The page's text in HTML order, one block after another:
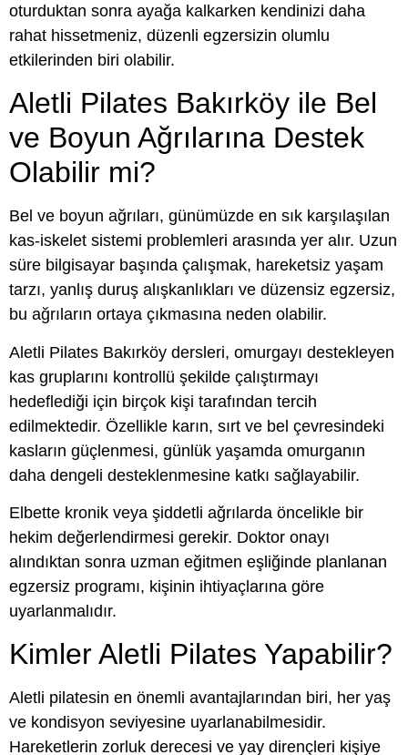
oturduktan sonra ayağa kalkarken kendinizi daha
rahat hissetmeniz, düzenli egzersizin olumlu
etkilerinden biri olabilir.
Aletli Pilates Bakırköy ile Bel
ve Boyun Ağrılarına Destek
Olabilir mi?
Bel ve boyun ağrıları, günümüzde en sık karşılaşılan
kas-iskelet sistemi problemleri arasında yer alır. Uzun
süre bilgisayar başında çalışmak, hareketsiz yaşam
tarzı, yanlış duruş alışkanlıkları ve düzensiz egzersiz,
bu ağrıların ortaya çıkmasına neden olabilir.
Aletli Pilates Bakırköy dersleri, omurgayı destekleyen
kas gruplarını kontrollü şekilde çalıştırmayı
hedeflediği için birçok kişi tarafından tercih
edilmektedir. Özellikle karın, sırt ve bel çevresindeki
kasların güçlenmesi, günlük yaşamda omurganın
daha dengeli desteklenmesine katkı sağlayabilir.
Elbette kronik veya şiddetli ağrılarda öncelikle bir
hekim değerlendirmesi gerekir. Doktor onayı
alındıktan sonra uzman eğitmen eşliğinde planlanan
egzersiz programı, kişinin ihtiyaçlarına göre
uyarlanmalıdır.
Kimler Aletli Pilates Yapabilir?
Aletli pilatesin en önemli avantajlarından biri, her yaş
ve kondisyon seviyesine uyarlanabilmesidir.
Hareketlerin zorluk derecesi ve yay dirençleri kişiye